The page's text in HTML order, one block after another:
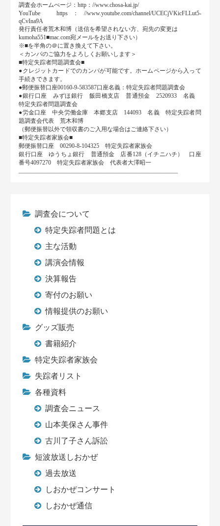
調査会ホームぺージ：http：//www.chosa-kai.jp/
YouTube https：//www.youtube.com/channel/UCECjVKicFLLut5-
qCvIna9A
発行責任者荒木和博（送信を希望されない方、宛先の変更は
kumoha551■mac.com宛メールをお送り下さい）
※■を半角の＠に置き換えて下さい。
＜カンパのご協力をよろしくお願いします＞
■特定失踪者問題調査会■
●クレジットカードでのカンパが可能です。ホームページから入って
手続きできます。
●郵便振替口座00160-9-583587口座名義：特定失踪者問題調査会
●銀行口座 みずほ銀行 飯田橋支店 普通預金 2520933 名義
特定失踪者問題調査会
●労金口座 中央労働金庫 本郷支店 144093 名義 特定失踪者問
題調査会代表 荒木和博
（郵便振替以外で領収書のご入用な場合はご連絡下さい）
■特定失踪者家族会■
郵便振替口座 00290-8-104325 特定失踪者家族会
銀行口座 ゆうちょ銀行 普通預金 店番128（イチニハチ） 口座
番号4097270 特定失踪者家族会 代表者大澤昭一
調査会について
特定失踪者問題とは
主な活動
講演会情報
決算報告
寄付のお願い
情報提供のお願い
グッズ販売
書籍紹介
特定失踪者家族会
失踪者リスト
各種資料
調査会ニュース
山本美保さん事件
古川了子さん訴訟
短波放送しおかぜ
過去放送
しおかぜコンサート
しおかぜ通信